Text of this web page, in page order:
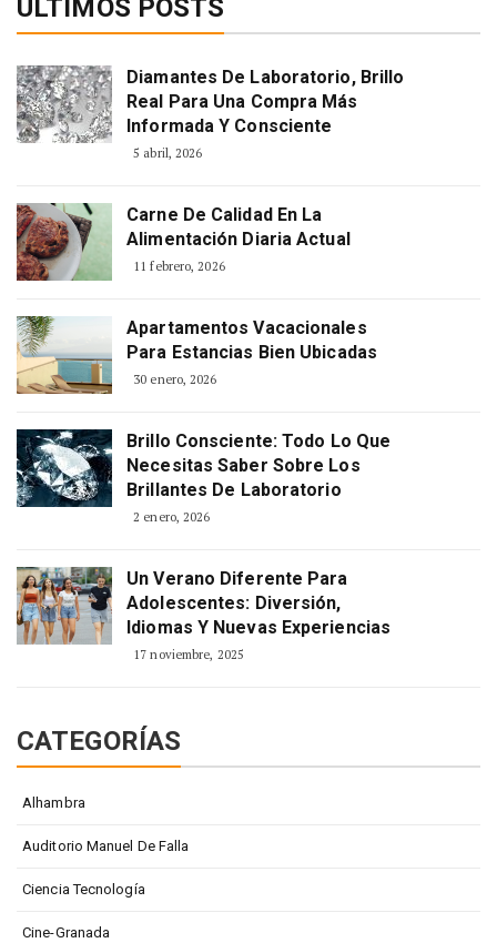
ÚLTIMOS POSTS
Diamantes De Laboratorio, Brillo
Real Para Una Compra Más
Informada Y Consciente
5 abril, 2026
Carne De Calidad En La
Alimentación Diaria Actual
11 febrero, 2026
Apartamentos Vacacionales
Para Estancias Bien Ubicadas
30 enero, 2026
Brillo Consciente: Todo Lo Que
Necesitas Saber Sobre Los
Brillantes De Laboratorio
2 enero, 2026
Un Verano Diferente Para
Adolescentes: Diversión,
Idiomas Y Nuevas Experiencias
17 noviembre, 2025
CATEGORÍAS
Alhambra
Auditorio Manuel De Falla
Ciencia Tecnología
Cine-Granada